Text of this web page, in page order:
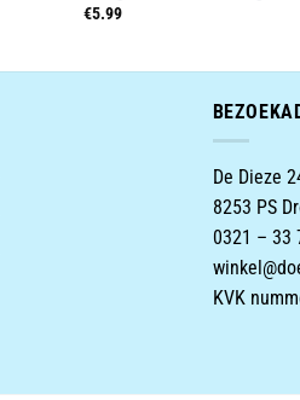
€5.99
De Dieze
8253 PS
0321 – 33
KVK